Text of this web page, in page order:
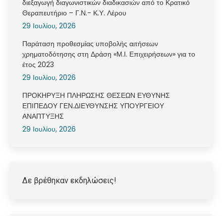
διεξαγωγή διαγωνιστικών διαδικασιών από το Κρατικό
Θεραπευτήριο – Γ.Ν.- Κ.Υ. Λέρου
29 Ιουλίου, 2026
Παράταση προθεσμίας υποβολής αιτήσεων
χρηματοδότησης στη Δράση «Μ.Ι. Επιχειρήσεων» για το
έτος 2023
29 Ιουλίου, 2026
ΠΡΟΚΗΡΥΞΗ ΠΛΗΡΩΣΗΣ ΘΕΣΕΩΝ ΕΥΘΥΝΗΣ
ΕΠΙΠΕΔΟΥ ΓΕΝ.ΔΙΕΥΘΥΝΣΗΣ ΥΠΟΥΡΓΕΙΟΥ
ΑΝΑΠΤΥΞΗΣ
29 Ιουλίου, 2026
Δε βρέθηκαν εκδηλώσεις!